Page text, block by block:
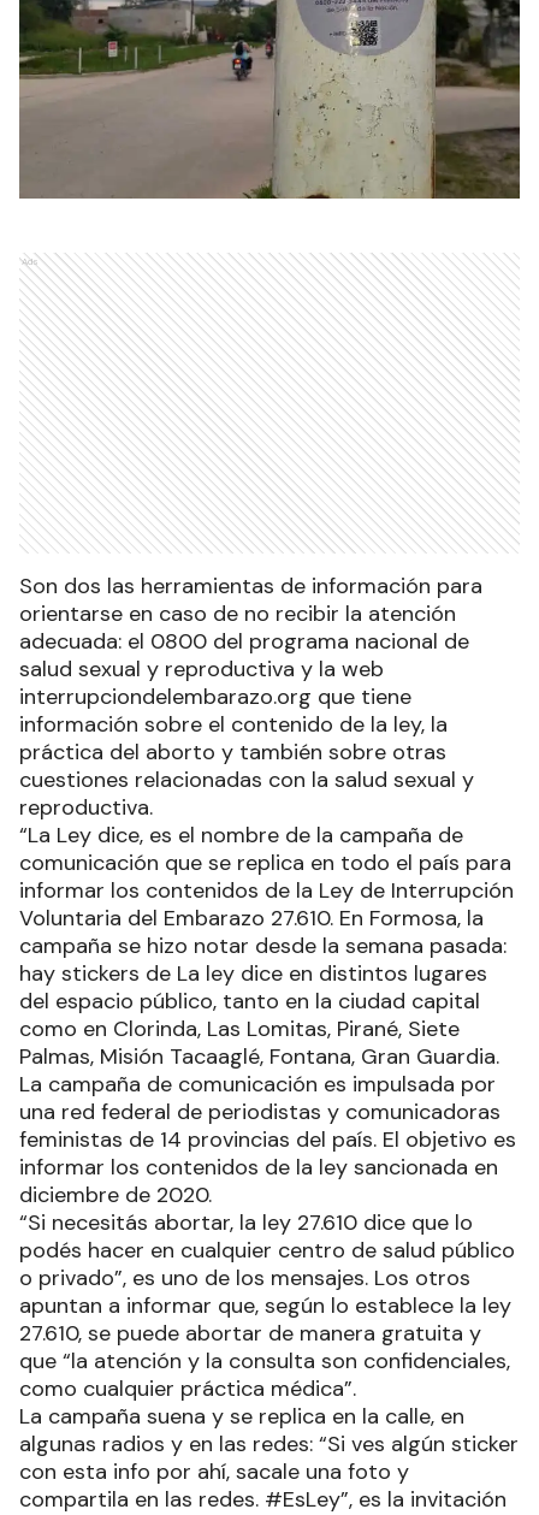
Ads
Son dos las herramientas de información para
orientarse en caso de no recibir la atención
adecuada: el 0800 del programa nacional de
salud sexual y reproductiva y la web
interrupciondelembarazo.org que tiene
información sobre el contenido de la ley, la
práctica del aborto y también sobre otras
cuestiones relacionadas con la salud sexual y
reproductiva.
“La Ley dice, es el nombre de la campaña de
comunicación que se replica en todo el país para
informar los contenidos de la Ley de Interrupción
Voluntaria del Embarazo 27.610. En Formosa, la
campaña se hizo notar desde la semana pasada:
hay stickers de La ley dice en distintos lugares
del espacio público, tanto en la ciudad capital
como en Clorinda, Las Lomitas, Pirané, Siete
Palmas, Misión Tacaaglé, Fontana, Gran Guardia.
La campaña de comunicación es impulsada por
una red federal de periodistas y comunicadoras
feministas de 14 provincias del país. El objetivo es
informar los contenidos de la ley sancionada en
diciembre de 2020.
“Si necesitás abortar, la ley 27.610 dice que lo
podés hacer en cualquier centro de salud público
o privado”, es uno de los mensajes. Los otros
apuntan a informar que, según lo establece la ley
27.610, se puede abortar de manera gratuita y
que “la atención y la consulta son confidenciales,
como cualquier práctica médica”.
La campaña suena y se replica en la calle, en
algunas radios y en las redes: “Si ves algún sticker
con esta info por ahí, sacale una foto y
compartila en las redes. #EsLey”, es la invitación